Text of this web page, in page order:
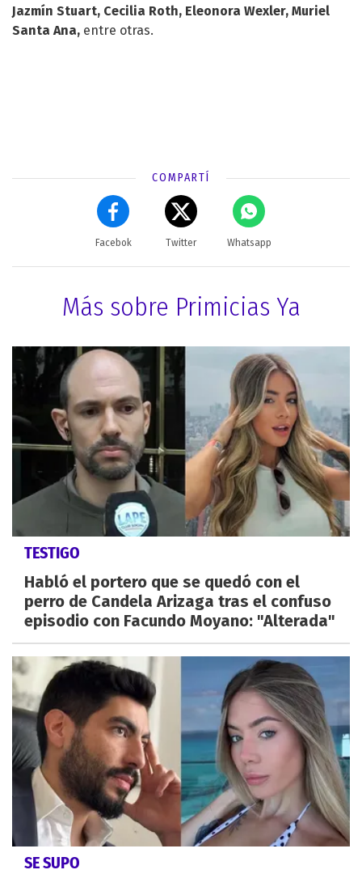
Jazmín Stuart, Cecilia Roth, Eleonora Wexler, Muriel
Santa Ana, entre otras.
COMPARTÍ
Facebok Twitter Whatsapp
Más sobre Primicias Ya
TESTIGO
Habló el portero que se quedó con el
perro de Candela Arizaga tras el confuso
episodio con Facundo Moyano: "Alterada"
SE SUPO